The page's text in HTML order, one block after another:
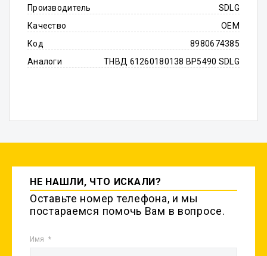
Производитель
SDLG
Качество
OEM
Код
8980674385
Аналоги
ТНВД 61260180138 ВР5490 SDLG
НЕ НАШЛИ, ЧТО ИСКАЛИ?
Оставьте номер телефона, и мы
постараемся помочь Вам в вопросе.
Имя